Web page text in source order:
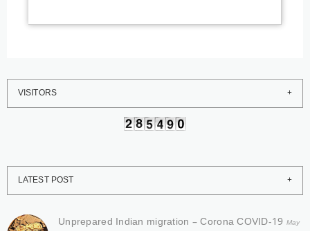
VISITORS
LATEST POST
Unprepared Indian migration – Corona COVID-19 May